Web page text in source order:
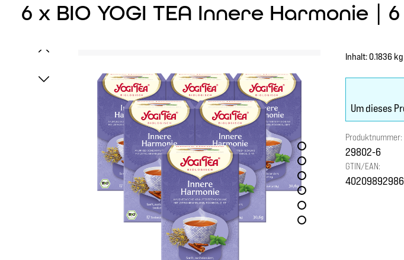
6 x BIO YOGI TEA Innere Harmonie |
Inhalt:0.1836 kg
Um dieses
Produktnummer:
29802-6
GTIN/EAN: